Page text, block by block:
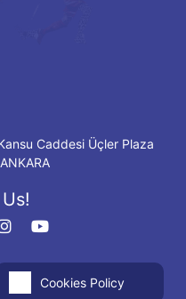
Caddesi Üçler Plaza
Cookies Policy